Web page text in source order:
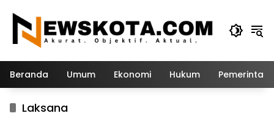
konten
Beranda Umum Ekonomi Hukum
Laksana